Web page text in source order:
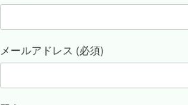
メールアドレス (必須)